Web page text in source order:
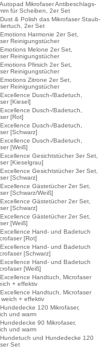
Mikrofaser Antibeschlags-
für Scheiben, 2er Set
& Polish das Mikrofaser Staub-
2er Set
Harmonie 2er Set,
Reinigungstücher
Melone 2er Set,
Reinigungstücher
Pfirsich 2er Set,
Reinigungstücher
Zitrone 2er Set,
Reinigungstücher
Dusch-/Badetuch,
[Kiesel]
Dusch-/Badetuch,
[Rot]
Dusch-/Badetuch,
[Schwarz]
Dusch-/Badetuch,
[Weiß]
Gesichtstücher 3er Set,
[Kieselgrau]
Gesichtstücher 3er Set,
[Schwarz]
Gästetücher 2er Set,
[Schwarz/Weiß]
Gästetücher 2er Set,
[Schwarz]
Gästetücher 2er Set,
[Weiß]
Hand- und Badetuch
[Rot]
Hand- und Badetuch
[Schwarz]
Hand- und Badetuch
[Weiß]
Handtuch, Microfaser
+ effektiv
Handtuch, Microfaser
weich + effektiv
120 Mikrofaser,
und warm
90 Mikrofaser,
und warm
Hundetuch und Hundedecke 120
Set